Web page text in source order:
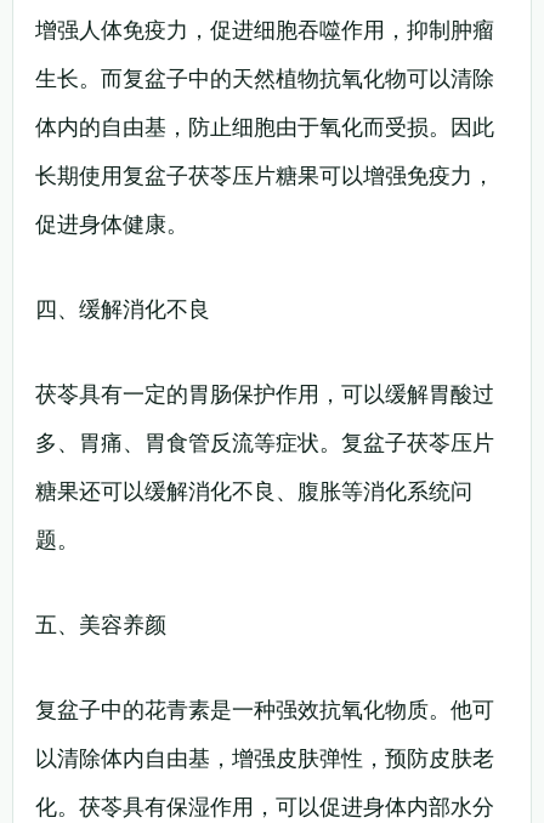
增强人体免疫力，促进细胞吞噬作用，抑制肿瘤
生长。而复盆子中的天然植物抗氧化物可以清除
体内的自由基，防止细胞由于氧化而受损。因此
长期使用复盆子茯苓压片糖果可以增强免疫力，
促进身体健康。
四、缓解消化不良
茯苓具有一定的胃肠保护作用，可以缓解胃酸过
多、胃痛、胃食管反流等症状。复盆子茯苓压片
糖果还可以缓解消化不良、腹胀等消化系统问
题。
五、美容养颜
复盆子中的花青素是一种强效抗氧化物质。他可
以清除体内自由基，增强皮肤弹性，预防皮肤老
化。茯苓具有保湿作用，可以促进身体内部水分